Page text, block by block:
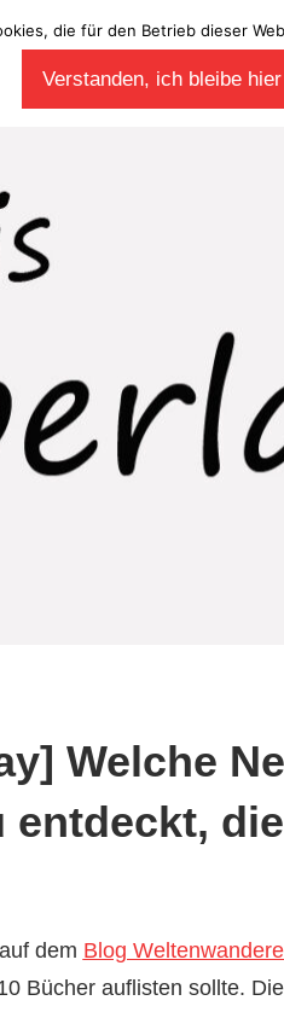
Welche
entdeckt,
dem Blog
Bücher auflisten sollte.
die für den Betrieb dieser
Verstanden, ich bleibe hier